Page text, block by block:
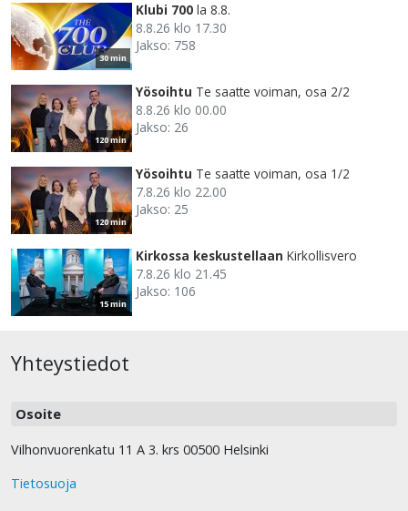
30 min
Klubi 700 la 8.8.
8.8.26 klo 17.30
Jakso: 758
120 min
Yösoihtu Te saatte voiman, osa 2/2
8.8.26 klo 00.00
Jakso: 26
120 min
Yösoihtu Te saatte voiman, osa 1/2
7.8.26 klo 22.00
Jakso: 25
15 min
Kirkossa keskustellaan Kirkollisvero
7.8.26 klo 21.45
Jakso: 106
Yhteystiedot
Osoite
Vilhonvuorenkatu 11 A 3. krs 00500 Helsinki
Tietosuoja